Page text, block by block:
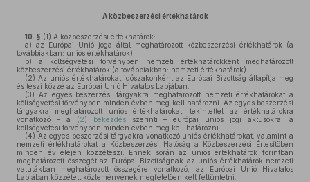
A közbeszerzési értékhatárok
10. § (1) A közbeszerzési értékhatárok:
a) az Európai Unió joga által meghatározott közbeszerzési értékhatárok (a
továbbiakban: uniós értékhatárok);
b) a költségvetési törvényben nemzeti értékhatárokként meghatározott
közbeszerzési értékhatárok (a továbbiakban: nemzeti értékhatárok).
(2) Az uniós értékhatárokat időszakonként az Európai Bizottság állapítja meg
és teszi közzé az Európai Unió Hivatalos Lapjában.
(3) Az egyes beszerzési tárgyakra meghatározott nemzeti értékhatárokat a
költségvetési törvényben minden évben meg kell határozni. Az egyes beszerzési
tárgyakra meghatározott uniós értékhatárokat, tekintettel az értékhatárokra
vonatkozó – a
(2) bekezdésszerinti – európai uniós jogi aktusokra, a
költségvetési törvényben minden évben meg kell határozni.
(4) Az egyes beszerzési tárgyakra vonatkozó uniós értékhatárokat, valamint a
nemzeti értékhatárokat a Közbeszerzési Hatóság a Közbeszerzési Értesítőben
minden év elején közzéteszi. Ennek során az uniós értékhatárok forintban
meghatározott összegét az Európai Bizottságnak az uniós értékhatárok nemzeti
valutákban meghatározott összegére vonatkozó, az Európai Unió Hivatalos
Lapjában közzétett közleményének megfelelően kell feltüntetni.